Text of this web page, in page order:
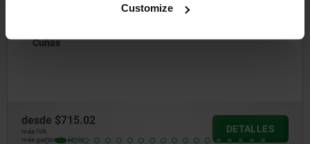
Customize
desde
más IVA.
más gastos